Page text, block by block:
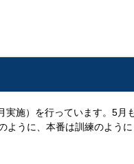
施）を行っています。5月
うに、本番は訓練のよう